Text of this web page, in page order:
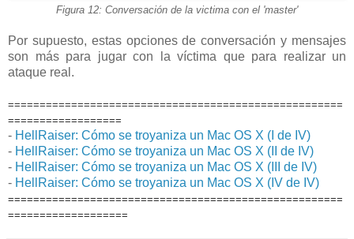
Figura 12: Conversación de la victima con el 'master'
Por supuesto, estas opciones de conversación y mensajes
son más para jugar con la víctima que para realizar un
ataque real.
=====================================================
==================
- HellRaiser: Cómo se troyaniza un Mac OS X (I de IV)
- HellRaiser: Cómo se troyaniza un Mac OS X (II de IV)
- HellRaiser: Cómo se troyaniza un Mac OS X (III de IV)
- HellRaiser: Cómo se troyaniza un Mac OS X (IV de IV)
=====================================================
===================